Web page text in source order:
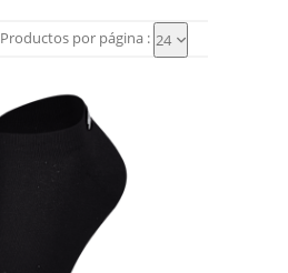
Productos por página : 24